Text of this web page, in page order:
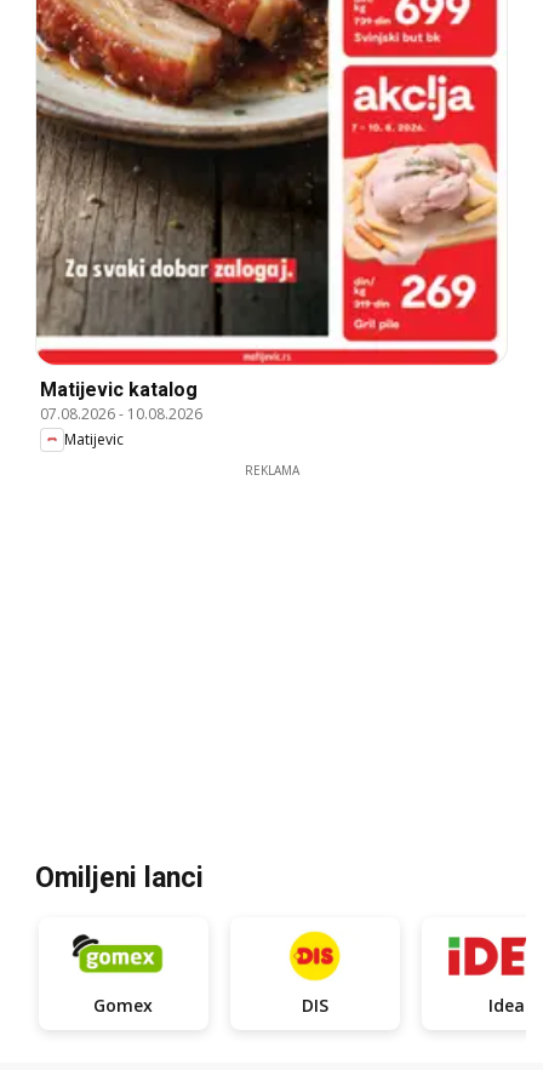
Matijevic katalog
07.08.2026- 10.08.2026
Matijevic
REKLAMA
Omiljeni lanci
Gomex DIS Idea